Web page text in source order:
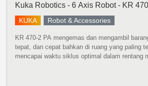
Kuka Robotics - 6 Axis Robot - KR
KUKA Robot & Accessories
KR 470-2 PA mengemas dan mengambil
tepat, dan cepat bahkan di ruang yang paling
mencapai waktu siklus optimal dalam rentang